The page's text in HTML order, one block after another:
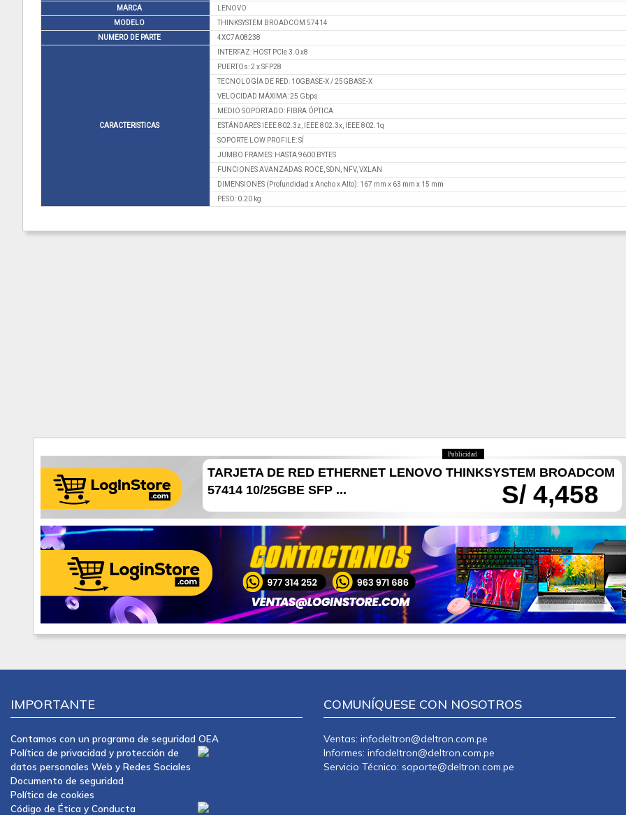
MARCA
LENOVO
MODELO
THINKSYSTEM BROADCOM 57414
NUMERO DE PARTE
4XC7A08238
CARACTERISTICAS
INTERFAZ: HOST PCIe 3.0 x8
PUERTOs: 2 x SFP28
TECNOLOGÍA DE RED: 10GBASE-X / 25GBASE-X
VELOCIDAD MÁXIMA: 25 Gbps
MEDIO SOPORTADO: FIBRA ÓPTICA
ESTÁNDARES IEEE 802.3z, IEEE 802.3x, IEEE 802.1q
SOPORTE LOW PROFILE: SÍ
JUMBO FRAMES: HASTA 9600 BYTES
FUNCIONES AVANZADAS: ROCE, SDN, NFV, VXLAN
DIMENSIONES (Profundidad x Ancho x Alto): 167 mm x 63 mm x 15 mm
PESO: 0.20 kg
Publicidad
S/ 4,458
TARJETA DE RED ETHERNET LENOVO THINKSYSTEM BROADCOM
57414 10/25GBE SFP ...
IMPORTANTE
Contamos con un programa de seguridad OEA
Política de privacidad y protección de
datos personales Web y Redes Sociales
Documento de seguridad
Política de cookies
Código de Ética y Conducta
COMUNÍQUESE CON NOSOTROS
Ventas: infodeltron@deltron.com.pe
Informes: infodeltron@deltron.com.pe
Servicio Técnico: soporte@deltron.com.pe